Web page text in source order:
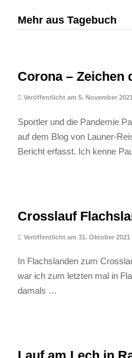
Mehr aus Tagebuch
Corona – Zeichen
Veröffentlicht am 5. November 2021
Sportler und die Pandemie
auf dem Blog von Launer-
Bericht erfasst. Ich kenne
Crosslauf
Veröffentlicht am 31. Oktober 2021
In Flachslanden zum
war ich zum letzten mal in
damals …